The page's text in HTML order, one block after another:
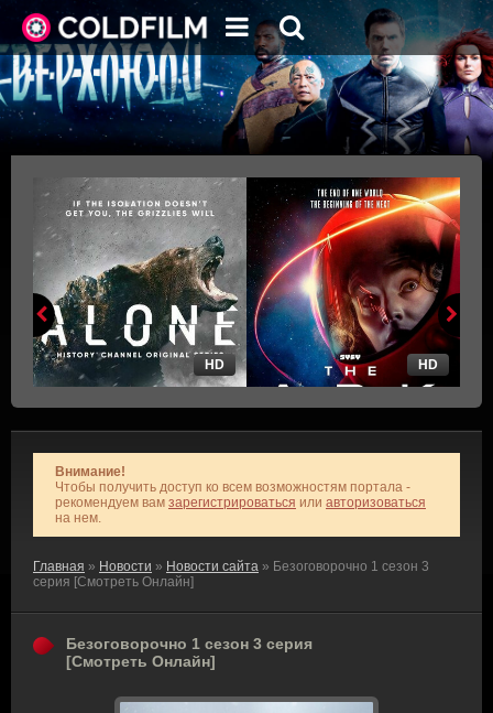
HD HD
Внимание!
Чтобы получить доступ ко всем возможностям портала -
рекомендуем вам зарегистрироваться или авторизоваться
на нем.
Главная » Новости » Новости сайта » Безоговорочно 1 сезон 3
серия [Смотреть Онлайн]
Безоговорочно 1 сезон 3 серия
[Смотреть Онлайн]